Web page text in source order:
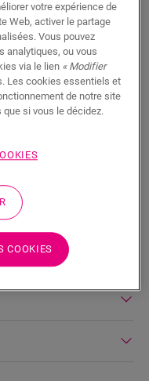
pour parachever
des sols différents ou
baie vitrée. Il suffit de
à l’aide du cutter
assorti à la couleur
Incizo, un cutter
Avec le profilé
hauteur 3 : finir votre sol
: créer une jolie
autres types de sol 5 :
votre expérience de
Web, activer le partage
Vous pouvez
analytiques, ou vous
via le lien « Modifier
Les cookies essentiels et
de notre site
si vous le décidez.
COOKIES